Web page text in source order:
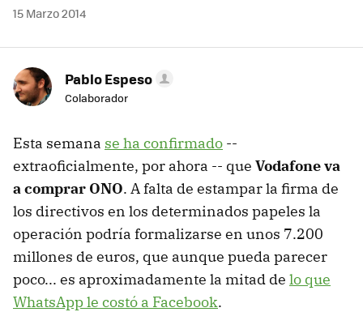
15 Marzo 2014
Pablo Espeso
Colaborador
Esta semana se ha confirmado --
extraoficialmente, por ahora -- que Vodafone va
a comprar ONO. A falta de estampar la firma de
los directivos en los determinados papeles la
operación podría formalizarse en unos 7.200
millones de euros, que aunque pueda parecer
poco... es aproximadamente la mitad de lo que
WhatsApp le costó a Facebook.